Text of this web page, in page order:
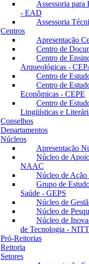
Assessoria para
- EAD
Assessoria
Centros
Apresentação
Centro de
Centro de
Arqueológicas -
Centro de
Centro de
Econômicas - CEPE
Centro de
Lingüísticas e
Conselhos
Departamentos
Núcleos
Apresentação
Núcleo de
NAAC
Núcleo de
Grupo de
Saúde - GEPS
Núcleo de
Núcleo de
Núcleo de
de Tecnologia - NITT
Pró-Reitorias
Reitoria
Setores